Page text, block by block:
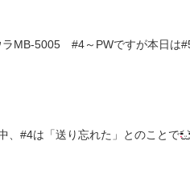
ラMB-5005 #4～PWですが本
、#4は「送り忘れた」とのことで